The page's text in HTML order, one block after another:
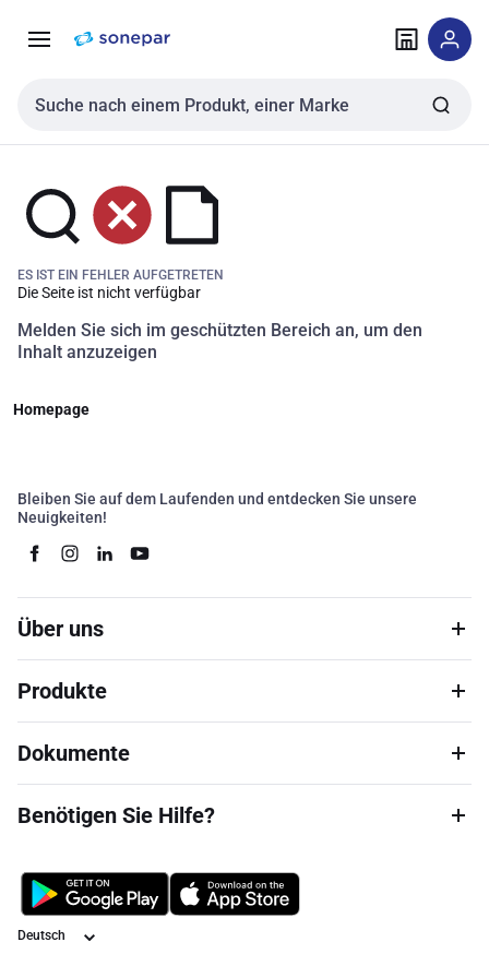
NavigationInhalt
Sucheingabe
ES IST EIN FEHLER AUFGETRETEN
Die Seite ist nicht verfügbar
Melden Sie sich im geschützten Bereich an, um den
Inhalt anzuzeigen
Homepage
Bleiben Sie auf dem Laufenden und entdecken Sie unsere
Neuigkeiten!
Über uns
Produkte
Dokumente
Benötigen Sie Hilfe?
Sprache